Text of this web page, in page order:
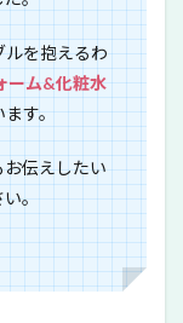
ルを抱えるわ
ーム&化粧水
ます。
伝えしたい
い。